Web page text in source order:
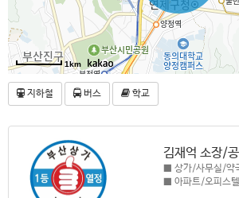
1km
지하철 버스 학교
김재억 소장/
■ 상가/사무실/약
■ 아파트/오피스